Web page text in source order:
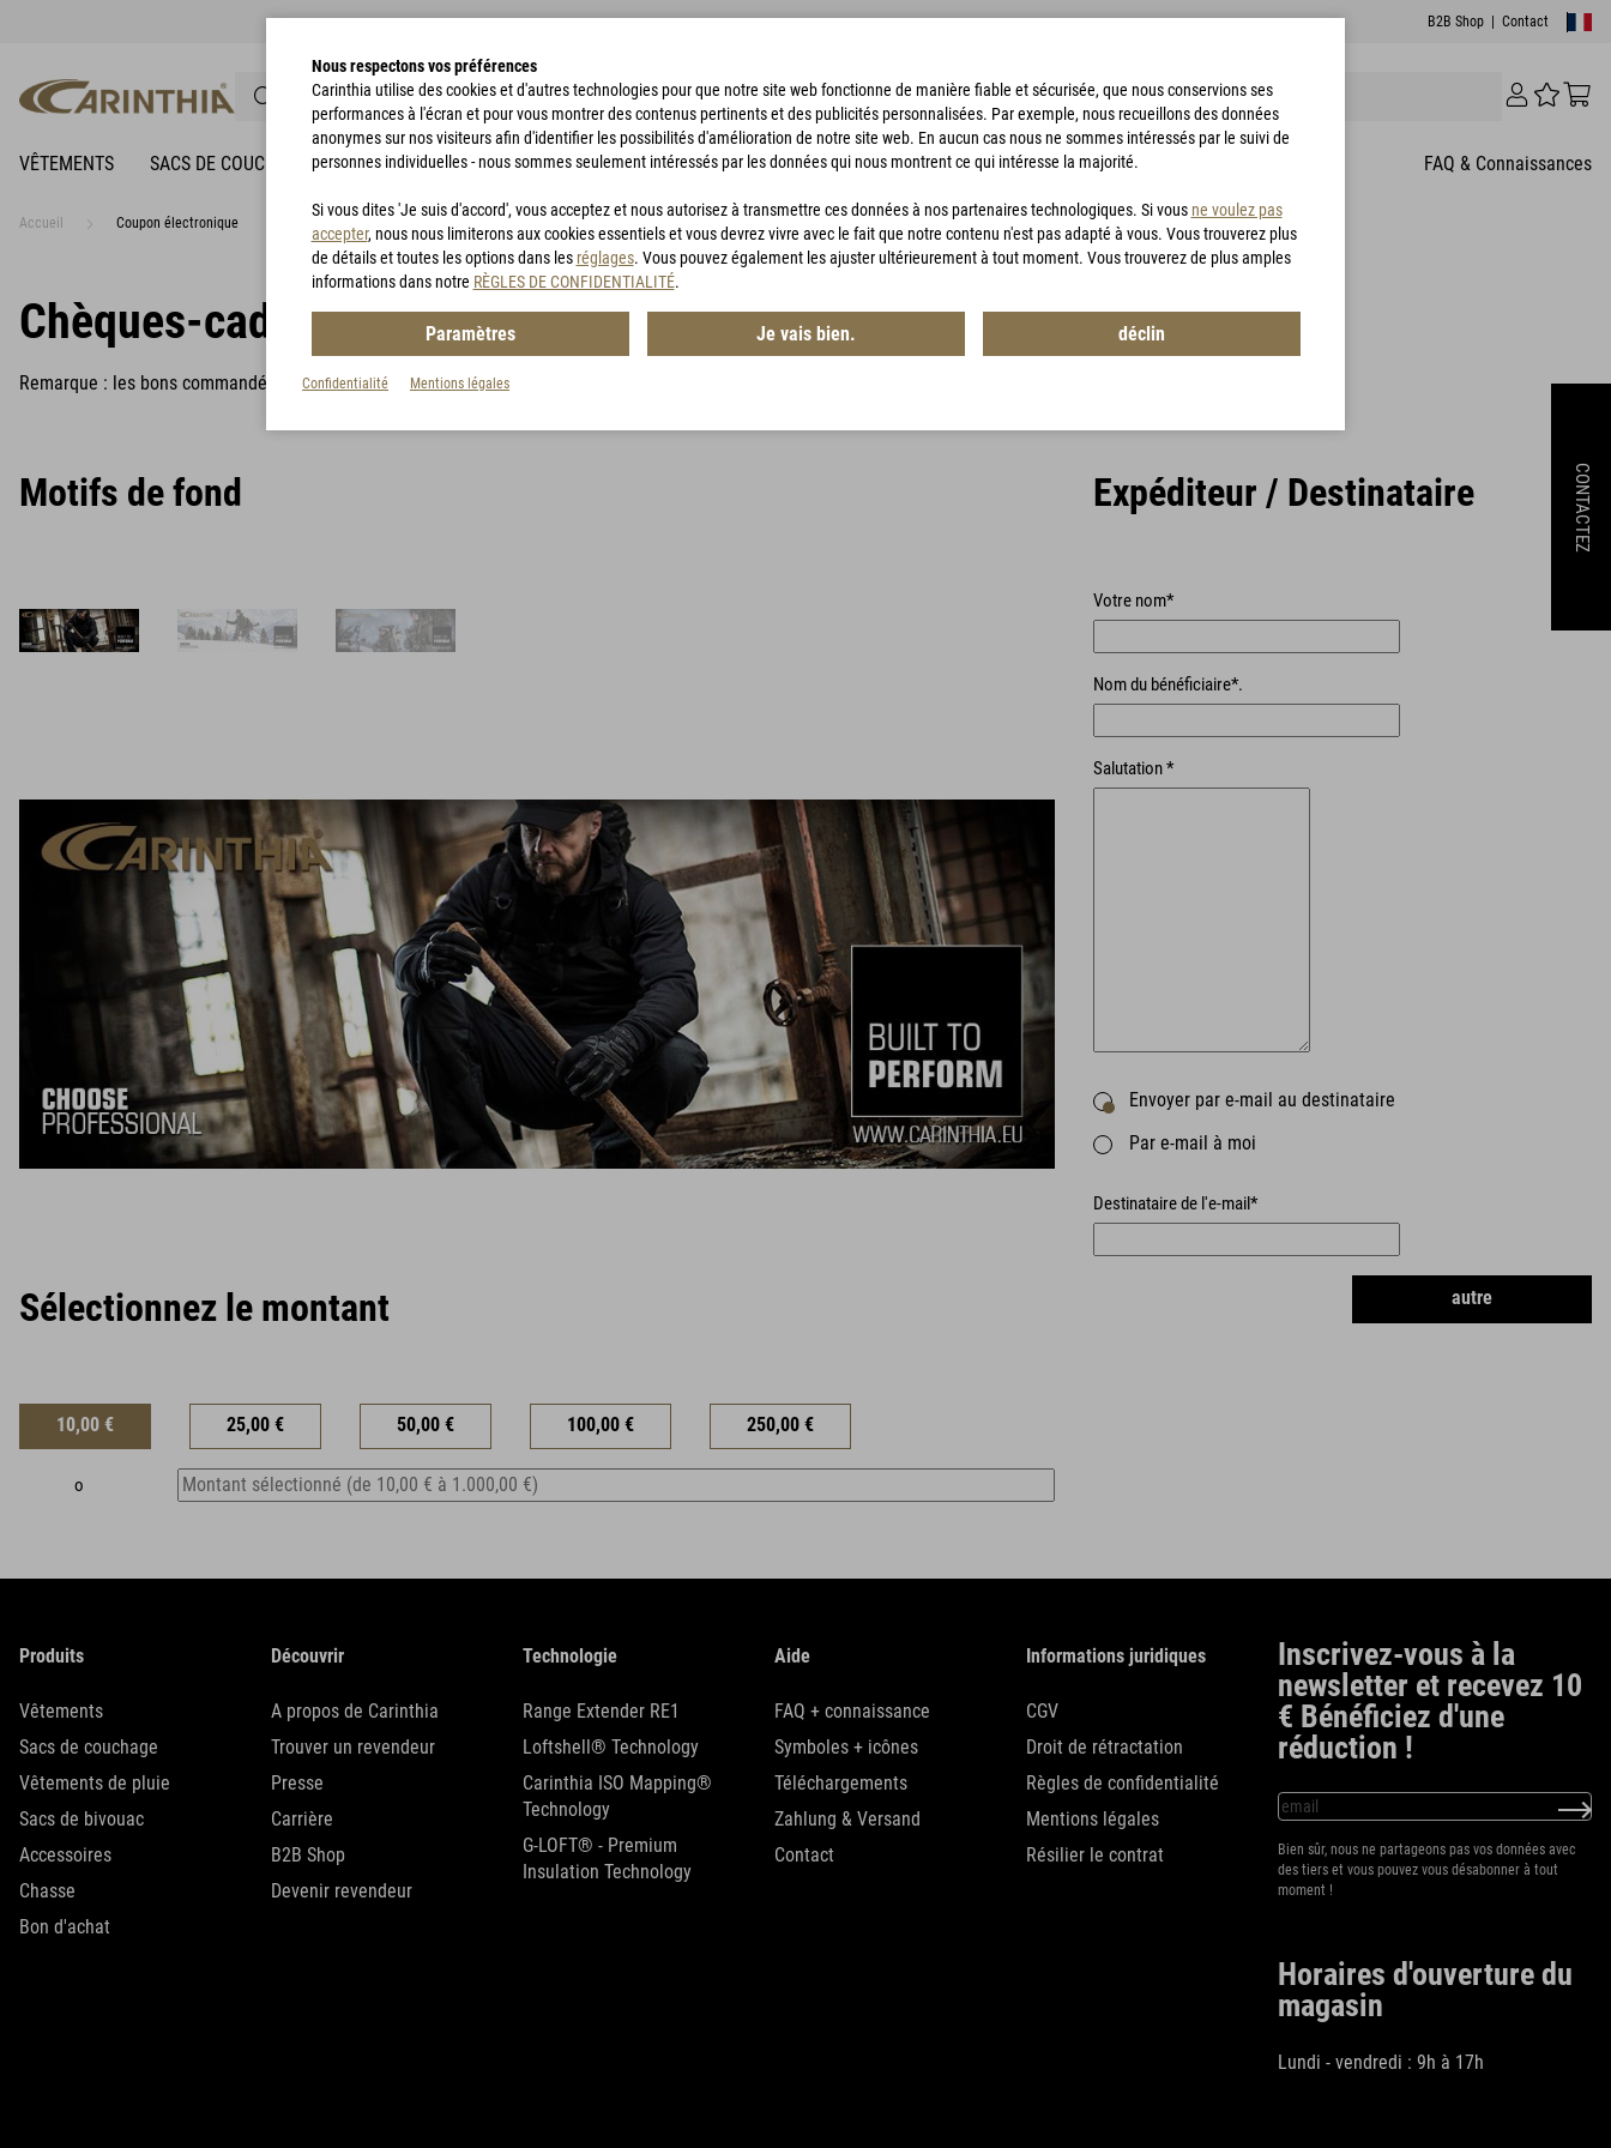
B2B Shop Contact
VÊTEMENTS SACS DE COUCHAGE VÊTEMENTS DE PLUIE SACS DE BIVOUAC ACCESSOIRES CHASSE BON D'ACHAT FAQ & Connaissances
Accueil Coupon électronique
Chèques-cadeaux Carinthia
Remarque : les bons commandés en ligne ne peuvent être échangés que dans la boutique en ligne de carinthia.eu.
Motifs de fond
Sélectionnez le montant
10,00 € 25,00 € 50,00 € 100,00 € 250,00 €
o
Expéditeur / Destinataire
Votre nom*
Nom du bénéficiaire*.
Salutation *
Envoyer par e-mail au destinataire
Par e-mail à moi
Destinataire de l'e-mail*
autre
CONTACTEZ
Produits
Vêtements
Sacs de couchage
Vêtements de pluie
Sacs de bivouac
Accessoires
Chasse
Bon d'achat
Découvrir
A propos de Carinthia
Trouver un revendeur
Presse
Carrière
B2B Shop
Devenir revendeur
Technologie
Range Extender RE1
Loftshell® Technology
Carinthia ISO Mapping®
Technology
G-LOFT® - Premium
Insulation Technology
Aide
FAQ + connaissance
Symboles + icônes
Téléchargements
Zahlung & Versand
Contact
Informations juridiques
CGV
Droit de rétractation
Règles de confidentialité
Mentions légales
Résilier le contrat
Inscrivez-vous à la
newsletter et recevez 10
€ Bénéficiez d'une
réduction !
Bien sûr, nous ne partageons pas vos données avec
des tiers et vous pouvez vous désabonner à tout
moment !
Horaires d'ouverture du
magasin
Lundi - vendredi : 9h à 17h
Nous respectons vos préférences
Carinthia utilise des cookies et d'autres technologies pour que notre site web fonctionne de manière fiable et sécurisée, que nous conservions ses
performances à l'écran et pour vous montrer des contenus pertinents et des publicités personnalisées. Par exemple, nous recueillons des données
anonymes sur nos visiteurs afin d'identifier les possibilités d'amélioration de notre site web. En aucun cas nous ne sommes intéressés par le suivi de
personnes individuelles - nous sommes seulement intéressés par les données qui nous montrent ce qui intéresse la majorité.
Si vous dites 'Je suis d'accord', vous acceptez et nous autorisez à transmettre ces données à nos partenaires technologiques. Si vous ne voulez pas
accepter, nous nous limiterons aux cookies essentiels et vous devrez vivre avec le fait que notre contenu n'est pas adapté à vous. Vous trouverez plus
de détails et toutes les options dans les réglages. Vous pouvez également les ajuster ultérieurement à tout moment. Vous trouverez de plus amples
informations dans notre RÈGLES DE CONFIDENTIALITÉ.
Paramètres Je vais bien. déclin
Confidentialité Mentions légales